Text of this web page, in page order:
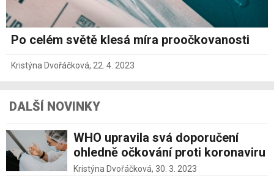
Po celém světě klesá míra proočkovanosti
Kristýna Dvořáčková, 22. 4. 2023
DALŠÍ NOVINKY
WHO upravila svá doporučení
ohledně očkování proti koronaviru
Kristýna Dvořáčková, 30. 3. 2023